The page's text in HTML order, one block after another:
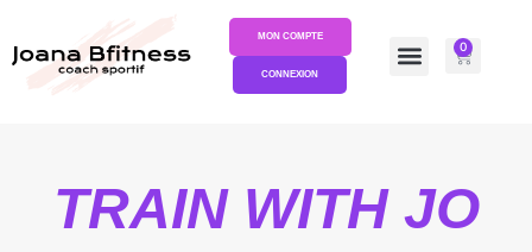
MON COMPTE
CONNEXION
0
TRAIN WITH JO